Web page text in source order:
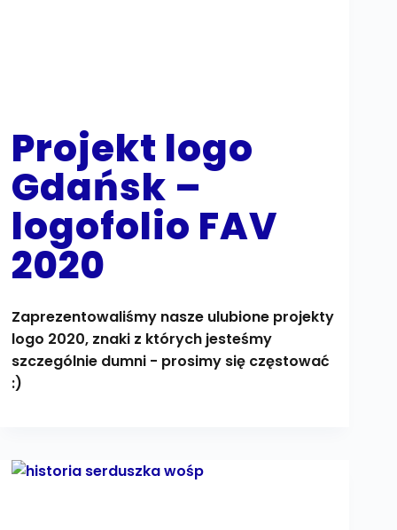
Projekt logo
Gdańsk –
logofolio FAV
2020
Zaprezentowaliśmy nasze ulubione projekty
logo 2020, znaki z których jesteśmy
szczególnie dumni - prosimy się częstować
:)